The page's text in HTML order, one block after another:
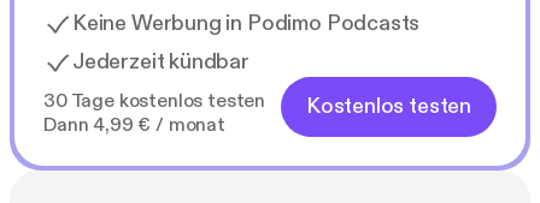
Keine Werbung in Podimo Podcasts
Jederzeit kündbar
30 Tage kostenlos testen
Dann 4,99 € / monat
Kostenlos testen